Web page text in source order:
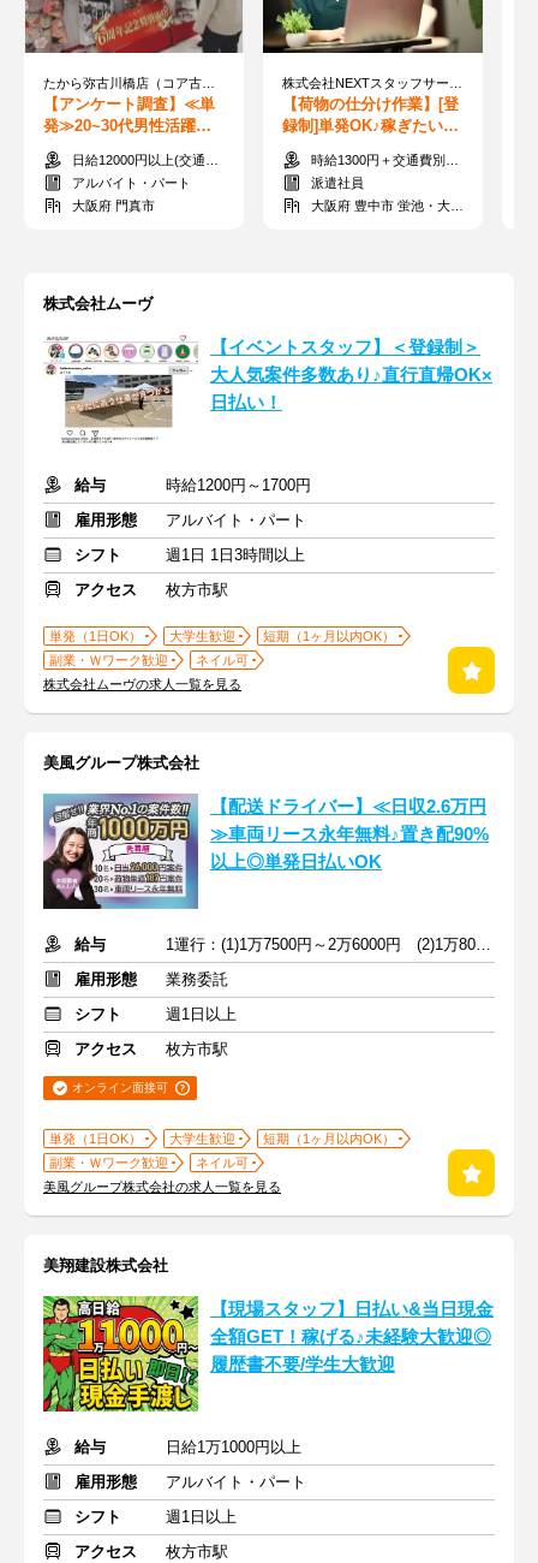
【アンケート調査】≪単
発≫20~30代男性活躍
中！3hだけで1万2000円
手渡し★履歴書不要
日給12000円以上(交通費規定支給)
アルバイト・パート
大阪府 門真市
【荷物の仕分け作業】[登
録制]単発OK♪稼ぎたい時
だけサクッとIN◎日払い
でお給料GET可★
時給1300円＋交通費別途一部支給
派遣社員
大阪府 豊中市 蛍池・大阪国際空港（伊丹空港）周辺
株式会社ムーヴ
【イベントスタッフ】＜登録制＞
大人気案件多数あり♪直行直帰OK×
日払い！
給与
時給1200円～1700円
雇用形態
アルバイト・パート
シフト
週1日 1日3時間以上
アクセス
枚方市駅
単発（1日OK） 大学生歓迎
短期（1ヶ月以内OK）
副業・Ｗワーク歓迎
ネイル可
株式会社ムーヴの求人一覧を見る
美風グループ株式会社
【配送ドライバー】≪日収2.6万円
≫車両リース永年無料♪置き配90%
以上◎単発日払いOK
給与
1運行：(1)1万7500円～2万6000円 (2)1万8000円～2万6000円
雇用形態
業務委託
シフト
週1日以上
アクセス
枚方市駅
オンライン面接可
単発（1日OK） 大学生歓迎
短期（1ヶ月以内OK）
副業・Ｗワーク歓迎
ネイル可
美風グループ株式会社の求人一覧を見る
美翔建設株式会社
【現場スタッフ】日払い&当日現金
全額GET！稼げる♪未経験大歓迎◎
履歴書不要/学生大歓迎
給与
日給1万1000円以上
雇用形態
アルバイト・パート
シフト
週1日以上
アクセス
枚方市駅